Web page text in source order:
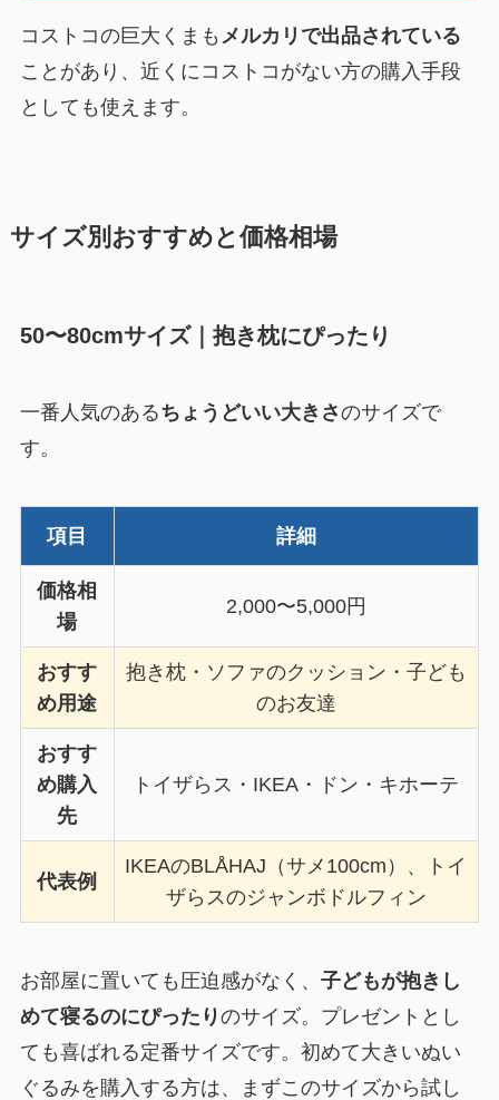
コストコの巨大くまも メルカリで出品されている
ことがあり、近くにコストコがない方の購入手段
としても使えます。
サイズ別おすすめと価格相場
50〜80cmサイズ｜抱き枕にぴったり
一番人気のあるちょうどいい大きさのサイズで
す。
項目 詳細
価格相
場
2,000〜5,000円
おすす
め用途
抱き枕・ソファのクッション・子ども
のお友達
おすす
め購入
先
トイザらス・IKEA・ドン・キホーテ
代表例
IKEAのBLÅHAJ（サメ100cm）、トイ
ザらスのジャンボドルフィン
お部屋に置いても圧迫感がなく、 子どもが抱きし
めて寝るのにぴったりのサイズ。プレゼントとし
ても喜ばれる定番サイズです。初めて大きいぬい
ぐるみを購入する方は、まずこのサイズから試し